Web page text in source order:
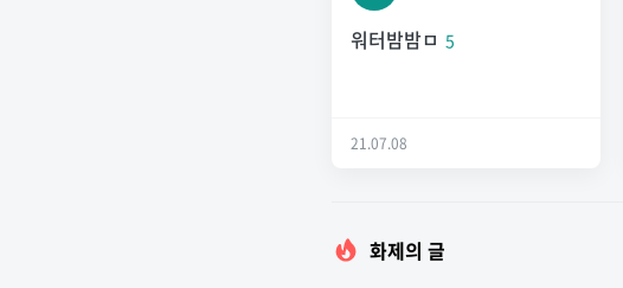
워터밤밤ㅁ 5
21.07.08
화제의 글